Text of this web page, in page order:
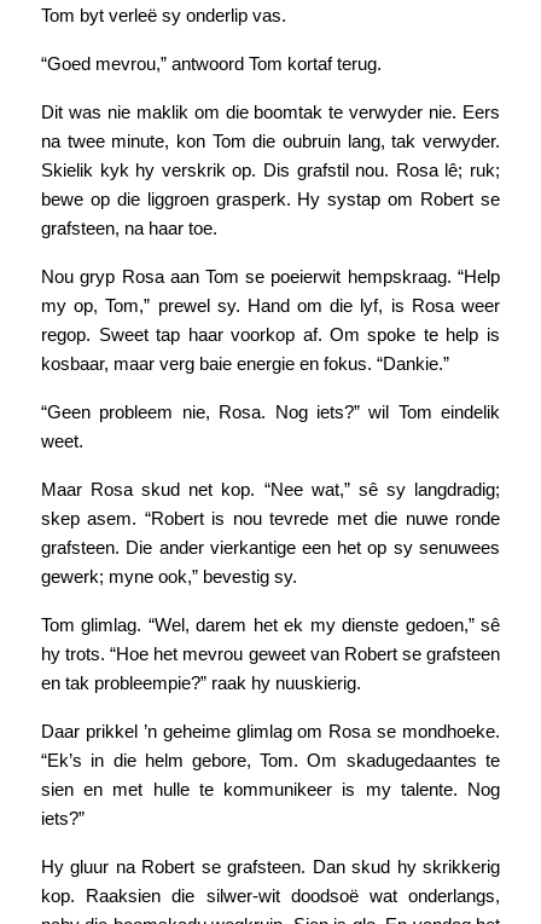
Tom byt verleë sy onderlip vas.
“Goed mevrou,” antwoord Tom kortaf terug.
Dit was nie maklik om die boomtak te verwyder nie. Eers
na twee minute, kon Tom die oubruin lang, tak verwyder.
Skielik kyk hy verskrik op. Dis grafstil nou. Rosa lê; ruk;
bewe op die liggroen grasperk. Hy systap om Robert se
grafsteen, na haar toe.
Nou gryp Rosa aan Tom se poeierwit hempskraag. “Help
my op, Tom,” prewel sy. Hand om die lyf, is Rosa weer
regop. Sweet tap haar voorkop af. Om spoke te help is
kosbaar, maar verg baie energie en fokus. “Dankie.”
“Geen probleem nie, Rosa. Nog iets?” wil Tom eindelik
weet.
Maar Rosa skud net kop. “Nee wat,” sê sy langdradig;
skep asem. “Robert is nou tevrede met die nuwe ronde
grafsteen. Die ander vierkantige een het op sy senuwees
gewerk; myne ook,” bevestig sy.
Tom glimlag. “Wel, darem het ek my dienste gedoen,” sê
hy trots. “Hoe het mevrou geweet van Robert se grafsteen
en tak probleempie?” raak hy nuuskierig.
Daar prikkel ’n geheime glimlag om Rosa se mondhoeke.
“Ek’s in die helm gebore, Tom. Om skadugedaantes te
sien en met hulle te kommunikeer is my talente. Nog
iets?”
Hy gluur na Robert se grafsteen. Dan skud hy skrikkerig
kop. Raaksien die silwer-wit doodsoë wat onderlangs,